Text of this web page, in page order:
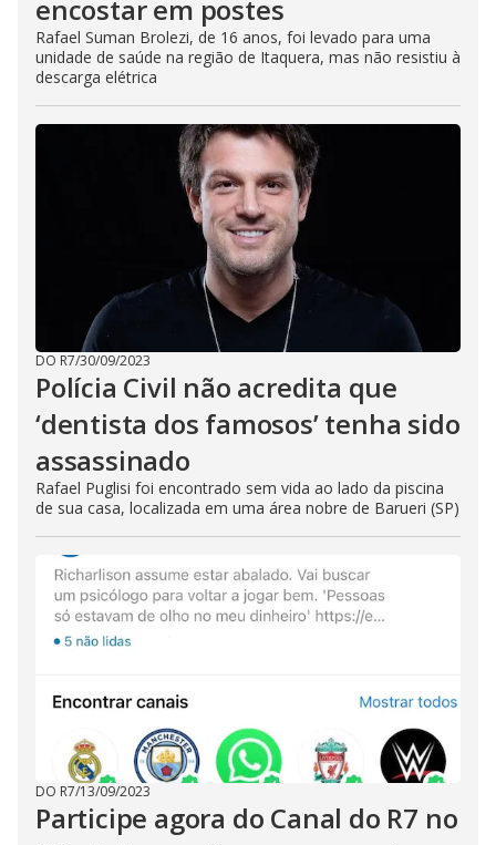
encostar em postes
Rafael Suman Brolezi, de 16 anos, foi levado para uma
unidade de saúde na região de Itaquera, mas não resistiu à
descarga elétrica
DO R7/30/09/2023
Polícia Civil não acredita que
‘dentista dos famosos’ tenha sido
assassinado
Rafael Puglisi foi encontrado sem vida ao lado da piscina
de sua casa, localizada em uma área nobre de Barueri (SP)
DO R7/13/09/2023
Participe agora do Canal do R7 no